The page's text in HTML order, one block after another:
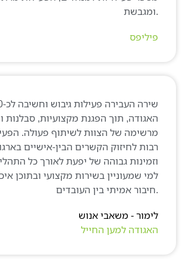
- משאבי אנוש
למען החייל
שירה העבירה פעילות גיבוש
תוך הפגנת מקצועיות, סבלנות ויכולת
של הצוות לשיתוף פעולה. הפעילות
לחיזוק הקשרים הבין-אישיים בארגון,
גבוהה של יפעת לאורך כל התהליך.
שמעוניין בשירות מקצועי ובתוכן איכותי